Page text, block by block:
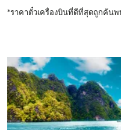
*ราคาตั๋วเครื่องบินที่ดีที่สุดถูกค้น